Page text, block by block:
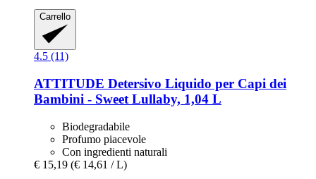
Carrello
4.5 (11)
ATTITUDE Detersivo Liquido per Capi dei
Bambini -​ Sweet Lullaby, 1,04 L
Biodegradabile
Profumo piacevole
Con ingredienti naturali
€ 15,19 (€ 14,61 / L)